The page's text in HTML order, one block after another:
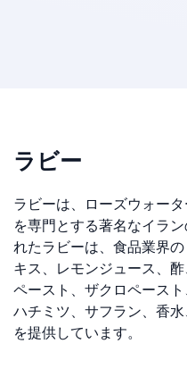
ラビー
ラビーは、ローズウォー
を専門とする著名なイラ
れたラビーは、食品業界
キス、レモンジュース、
ペースト、ザクロペースト
ハチミツ、サフラン、香
を提供しています。